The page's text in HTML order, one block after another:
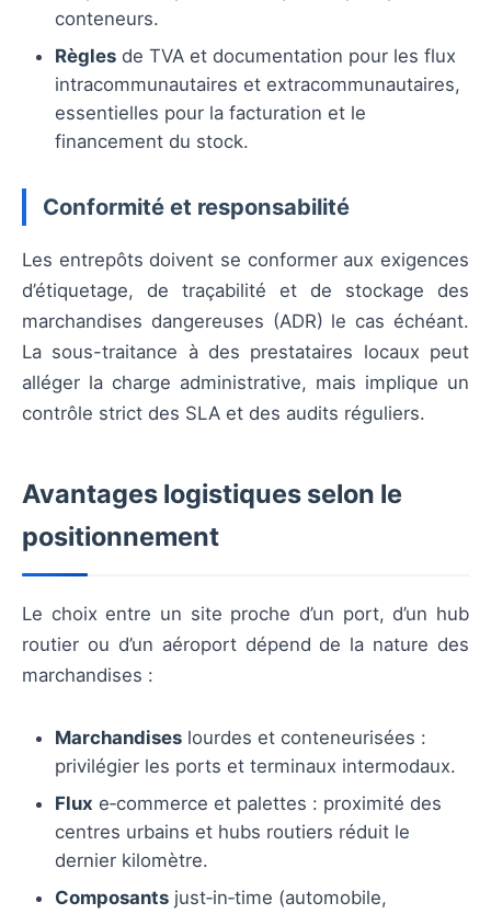
conteneurs.
Règles de TVA et documentation pour les flux
intracommunautaires et extracommunautaires,
essentielles pour la facturation et le
financement du stock.
Conformité et responsabilité
Les entrepôts doivent se conformer aux exigences
d’étiquetage, de traçabilité et de stockage des
marchandises dangereuses (ADR) le cas échéant.
La sous-traitance à des prestataires locaux peut
alléger la charge administrative, mais implique un
contrôle strict des SLA et des audits réguliers.
Avantages logistiques selon le
positionnement
Le choix entre un site proche d’un port, d’un hub
routier ou d’un aéroport dépend de la nature des
marchandises :
Marchandises lourdes et conteneurisées :
privilégier les ports et terminaux intermodaux.
Flux e‑commerce et palettes : proximité des
centres urbains et hubs routiers réduit le
dernier kilomètre.
Composants just‑in‑time (automobile,